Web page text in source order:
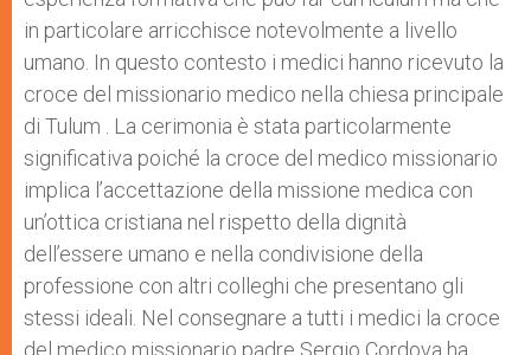
in particolare arricchisce notevolmente a livello
umano. In questo contesto i medici hanno ricevuto la
croce del missionario medico nella chiesa principale
di Tulum . La cerimonia è stata particolarmente
significativa poiché la croce del medico missionario
implica l’accettazione della missione medica con
un’ottica cristiana nel rispetto della dignità
dell’essere umano e nella condivisione della
professione con altri colleghi che presentano gli
stessi ideali. Nel consegnare a tutti i medici la croce
del medico missionario padre Sergio Cordova ha